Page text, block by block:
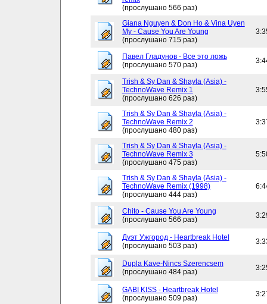
(прослушано 566 раз)
Giana Nguyen & Don Ho & Vina Uyen
My - Cause You Are Young
(прослушано 715 раз)
Павел Гладунов - Все это ложь
(прослушано 570 раз)
Trish & Sy Dan & Shayla (Asia) -
TechnoWave Remix 1
(прослушано 626 раз)
Trish & Sy Dan & Shayla (Asia) -
TechnoWave Remix 2
(прослушано 480 раз)
Trish & Sy Dan & Shayla (Asia) -
TechnoWave Remix 3
(прослушано 475 раз)
Trish & Sy Dan & Shayla (Asia) -
TechnoWave Remix (1998)
(прослушано 444 раз)
Chito - Cause You Are Young
(прослушано 566 раз)
Дуэт Ужгород - Heartbreak Hotel
(прослушано 503 раз)
Dupla Kave-Nincs Szerencsem
(прослушано 484 раз)
GABI KISS - Heartbreak Hotel
(прослушано 509 раз)